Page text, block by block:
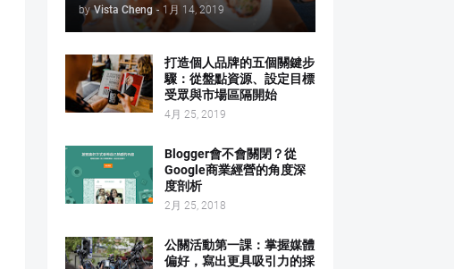
by Vista Cheng - 1月 14, 2019
打造個人品牌的五個關鍵步
驟：從盤點資源、設定目標
受眾與市場區隔開始
4月 25, 2019
Blogger會不會關閉？從
Google商業經營的角度深
度剖析
2月 25, 2018
公關活動第一課：掌握媒體
偏好，寫出更具吸引力的採